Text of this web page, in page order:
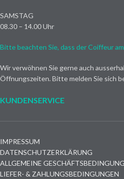
SAMSTAG
08.30 – 14.00 Uhr
Bitte beachten Sie, dass der Coiffeur
Wir verwöhnen Sie gerne auch
Öffnungszeiten. Bitte melden Sie sich
KUNDENSERVICE
IMPRESSUM
DATENSCHUTZERKLÄRUNG
ALLGEMEINE
LIEFER- & ZAHLUNGSBEDINGUNGEN